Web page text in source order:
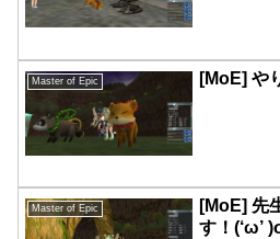
Master of Epic
Master of Epic
[MoE] 先
す！(‘ω’